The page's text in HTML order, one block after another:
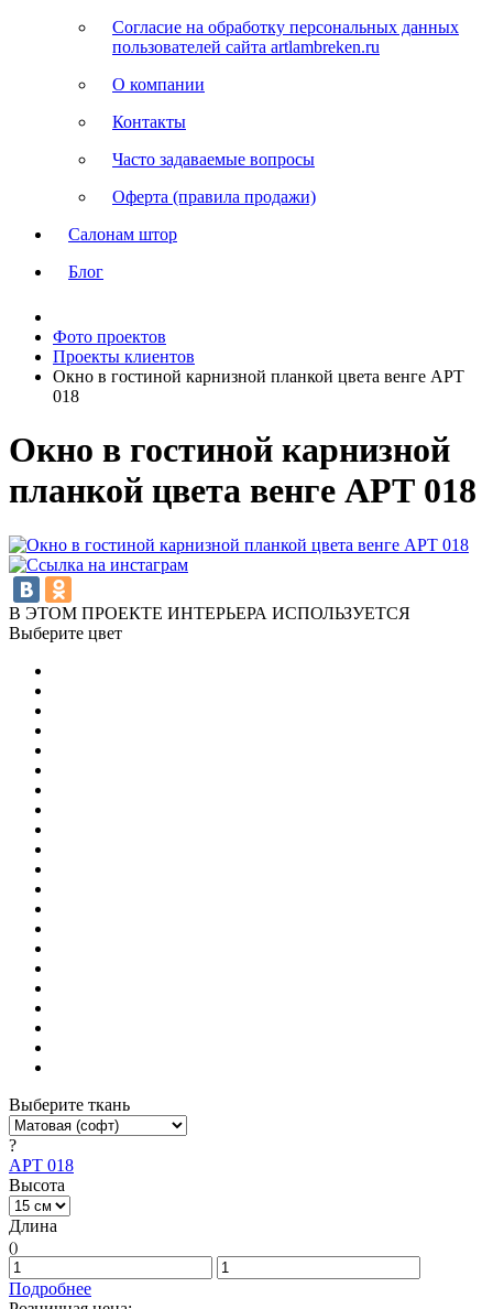
Согласие на обработку персональных данных
пользователей сайта artlambreken.ru
О компании
Контакты
Часто задаваемые вопросы
Оферта (правила продажи)
Салонам штор
Блог
Фото проектов
Проекты клиентов
Окно в гостиной карнизной планкой цвета венге АРТ
018
Окно в гостиной карнизной
планкой цвета венге АРТ 018
В ЭТОМ ПРОЕКТЕ ИНТЕРЬЕРА ИСПОЛЬЗУЕТСЯ
Выберите цвет
Выберите ткань
?
АРТ 018
Высота
Длина
()
Подробнее